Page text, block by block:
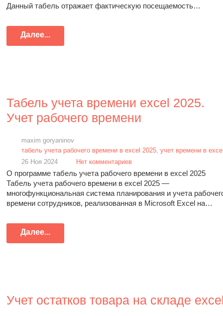
Данный табель отражает фактическую посещаемость…
Далее...
Табель учета времени excel 2025.
Учет рабочего времени
maxim goryaninov
табель учета рабочего времени в excel 2025,учет времени в
26 Ноя 2024
Нет комментариев
О программе табель учета рабочего времени в excel 2025
Табель учета рабочего времени в excel 2025 —
многофункциональная система планирования и учета
времени сотрудников, реализованная в Microsoft Excel на…
Далее...
Учет остатков товара на складе